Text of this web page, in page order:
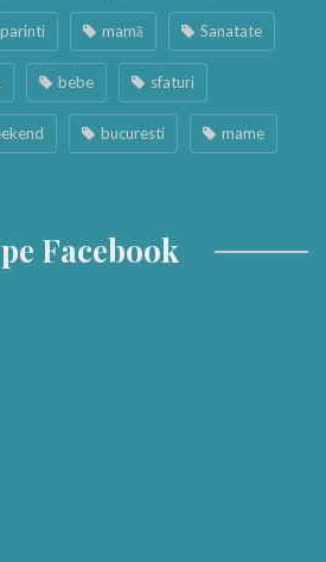
parinti mamă Sanatate
bebe sfaturi
bucuresti mame
Facebook